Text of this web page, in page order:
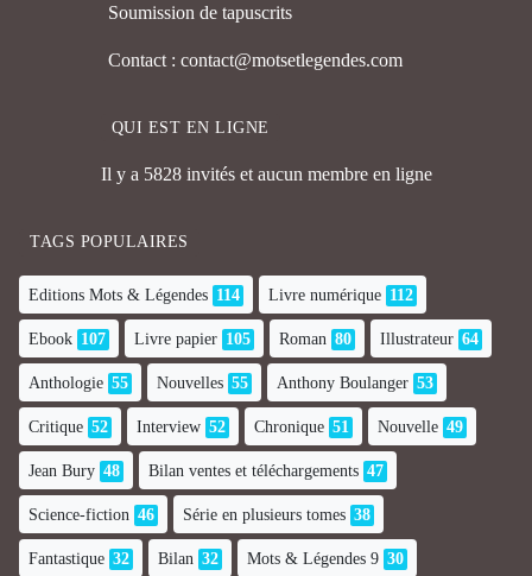
Soumission de tapuscrits
Contact : contact@motsetlegendes.com
QUI EST EN LIGNE
Il y a 5828 invités et aucun membre en ligne
TAGS POPULAIRES
Editions Mots & Légendes 114 Livre numérique 112
Ebook 107 Livre papier 105 Roman 80 Illustrateur 64
Anthologie 55 Nouvelles 55 Anthony Boulanger 53
Critique 52 Interview 52 Chronique 51 Nouvelle 49
Jean Bury 48 Bilan ventes et téléchargements 47
Science-fiction 46 Série en plusieurs tomes 38
Fantastique 32 Bilan 32 Mots & Légendes 9 30